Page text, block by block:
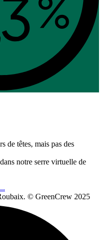
de têtes, mais pas des
notre serre virtuelle de
© GreenCrew 2025